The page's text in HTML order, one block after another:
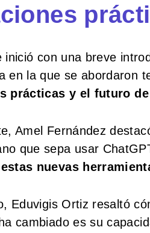
inició con una breve
en la que se abordaron
prácticas y el futuro
Amel Fernández
que sepa usar
nuevas
Eduvigis Ortiz resaltó
cambiado es su